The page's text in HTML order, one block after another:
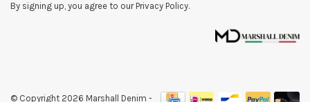
By signing up, you agree to our Privacy Policy.
© Copyright 2026 Marshall Denim -